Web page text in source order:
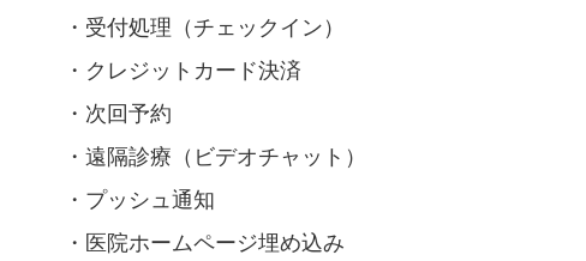
・受付処理（チェックイン）
・クレジットカード決済
・次回予約
・遠隔診療（ビデオチャット）
・プッシュ通知
・医院ホームページ埋め込み